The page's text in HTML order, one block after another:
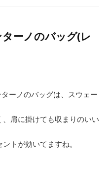
ーノのバッグ(レ
ーノのバッグは、スウェー
肩に掛けても収まりのいい
トが効いてますね。